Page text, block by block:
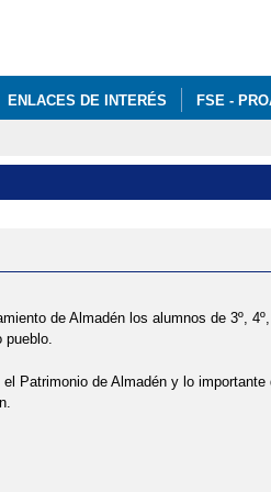
ENLACES DE INTERÉS FSE -
de Almadén los alumnos de 3º,
pueblo.
Patrimonio de Almadén y lo